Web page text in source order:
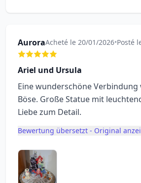
AuroraAcheté le 20/01/2026•Posté
Ariel und Ursula
Eine wunderschöne Verbindung
Böse. Große Statue mit
Liebe zum Detail.
Bewertung übersetzt - Original